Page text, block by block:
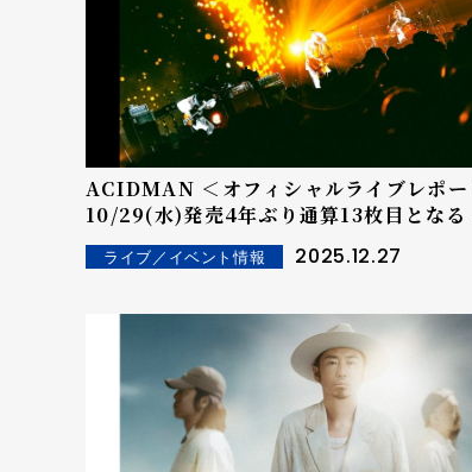
ACIDMAN ＜オフィシャルライブレポー
10/29(水)発売4年ぶり通算13枚目となる
ナルアルバム『光学』のリリースを記念し
ブ、 『「光学」全曲初披露ライブ＆第2回壇
ライブ／イベント情報 2025.12.27